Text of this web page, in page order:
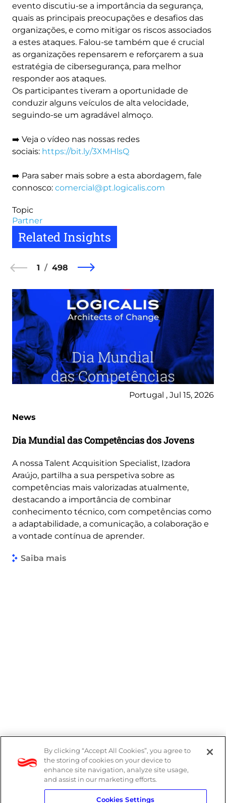
evento discutiu-se a importância da segurança,
quais as principais preocupações e desafios das
organizações, e como mitigar os riscos associados
a estes ataques. Falou-se também que é crucial
as organizações repensarem e reforçarem a sua
estratégia de cibersegurança, para melhor
responder aos ataques.
Os participantes tiveram a oportunidade de
conduzir alguns veículos de alta velocidade,
seguindo-se um agradável almoço.
➡️ Veja o vídeo nas nossas redes
sociais: https://bit.ly/3XMHlsQ
➡️ Para saber mais sobre a esta abordagem, fale
connosco: comercial@pt.logicalis.com
Topic
Partner
Related Insights
1 498
Portugal , Jul 15, 2026
News
Dia Mundial das Competências dos Jovens
A nossa Talent Acquisition Specialist, Izadora
Araújo, partilha a sua perspetiva sobre as
competências mais valorizadas atualmente,
destacando a importância de combinar
conhecimento técnico, com competências como
a adaptabilidade, a comunicação, a colaboração e
a vontade contínua de aprender.
Saiba mais
Denúncias
Política de Privacidade
By clicking “Accept All Cookies”, you agree to
the storing of cookies on your device to
enhance site navigation, analyze site usage,
and assist in our marketing efforts.
Cookies Settings